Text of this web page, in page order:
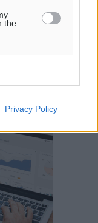
the
Privacy Policy